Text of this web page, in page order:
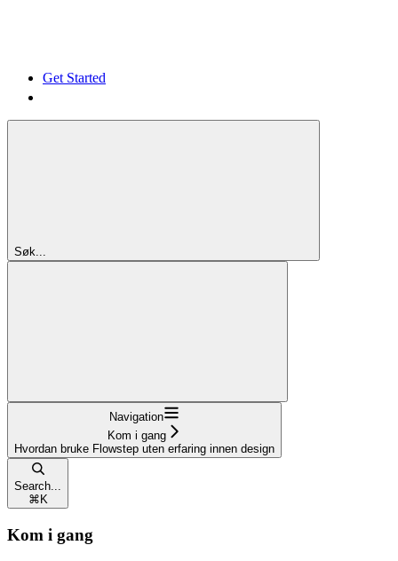
Get Started
Søk...
Navigation
Kom i gang
Hvordan bruke Flowstep uten erfaring innen design
Search...
⌘ K
Kom i gang